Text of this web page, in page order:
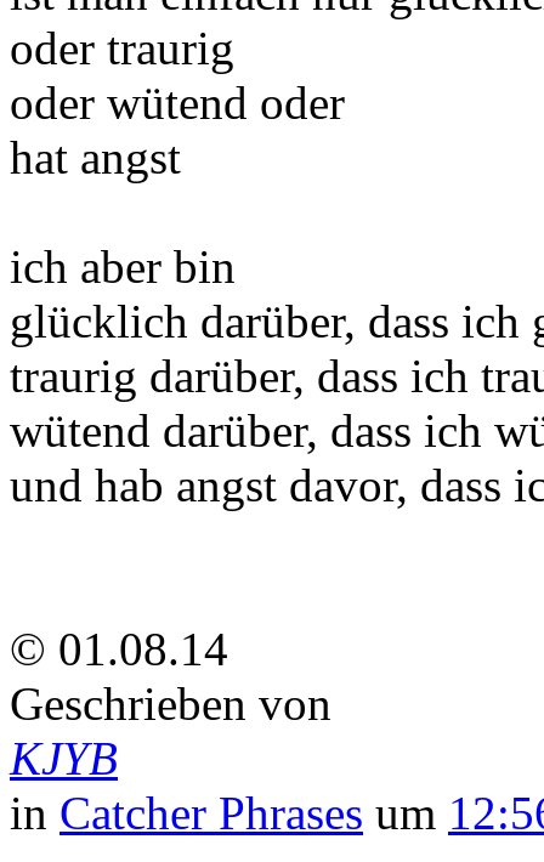
oder traurig
oder wütend oder
hat angst
ich aber bin
glücklich darüber, dass
traurig darüber, dass ich
wütend darüber, dass ich
und hab angst davor, dass
© 01.08.14
Geschrieben von
KJYB
in Catcher Phrases um